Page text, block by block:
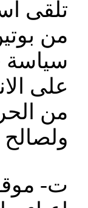
تلقى
من
سياسة
على
من
ولصالح
ت‌-